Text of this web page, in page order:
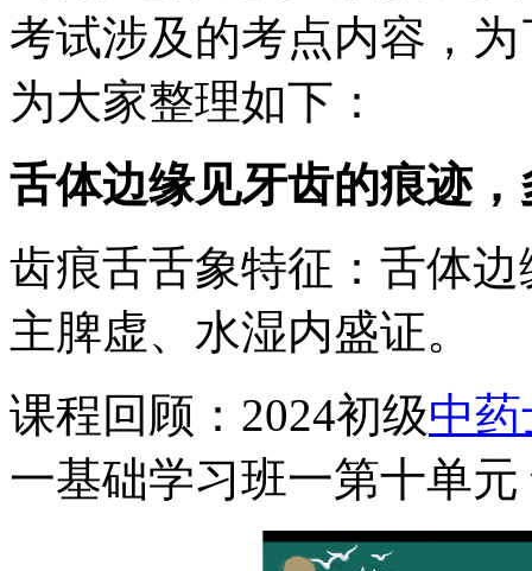
考试涉及的考点内容，
为大家整理如下：
舌体边缘见牙齿的痕迹，
齿痕舌舌象特征：舌体
主脾虚、水湿内盛证。
课程回顾：2024初级中
一基础学习班一第十单